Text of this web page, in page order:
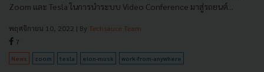
Zoom และ Tesla ในการนำระบบ Video Conference มาสู่รถยนต์...
พฤศจิกายน 10, 2022 | By Techsauce Team
7
News zoom tesla elon-musk work-from-anywhere